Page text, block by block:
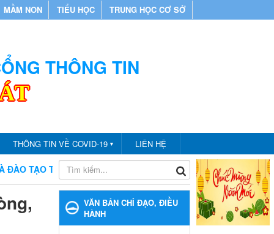
MẦM NON TIỂU HỌC TRUNG HỌC CƠ SỞ
THÔNG TIN
THÔNG TIN VỀ COVID-19 ▼ LIÊN HỆ
THÀNH PHỐ BẾN CÁT CHÀO MỪNG BẠN ĐẾN VỚI
VĂN BẢN CHỈ ĐẠO, ĐIỀU
HÀNH